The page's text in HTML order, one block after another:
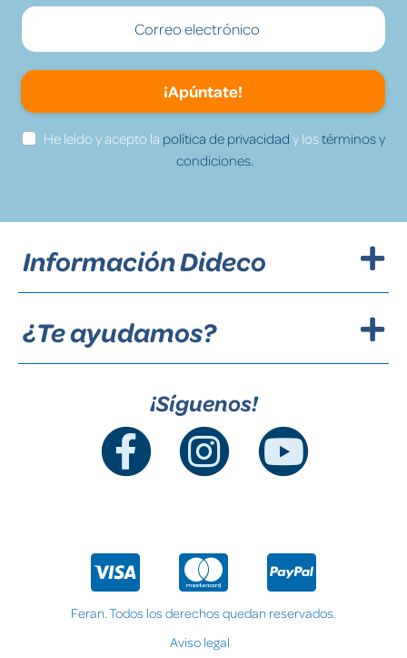
¡Apúntate!
He leído y acepto la política de privacidad y lostérminos y
condiciones.
Información Dideco
¿Te ayudamos?
¡Síguenos!
Feran. Todos los derechos quedan reservados.
Aviso legal